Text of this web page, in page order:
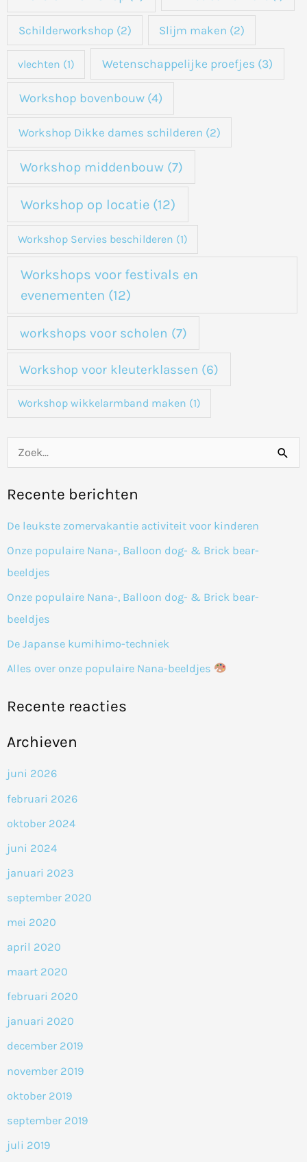
Schilderworkshop (2) Slijm maken (2)
vlechten (1) Wetenschappelijke proefjes (3)
Workshop bovenbouw(4)
Workshop Dikke dames schilderen (2)
Workshop middenbouw(7)
Workshop op locatie(12)
Workshop Servies beschilderen (1)
Workshops voor festivals en
evenementen (12)
workshops voor scholen (7)
Workshop voor kleuterklassen (6)
Workshop wikkelarmband maken (1)
e
k
n
a
Recente berichten
De leukste zomervakantie activiteit voor kinderen
Onze populaire Nana-, Balloon dog- & Brick bear-
beeldjes
Onze populaire Nana-, Balloon dog- & Brick bear-
beeldjes
De Japanse kumihimo-techniek
Alles over onze populaire Nana-beeldjes
Recente reacties
Archieven
juni 2026
februari 2026
oktober 2024
juni 2024
januari 2023
september 2020
mei 2020
april 2020
maart 2020
februari 2020
januari 2020
december 2019
november 2019
oktober 2019
september 2019
juli 2019